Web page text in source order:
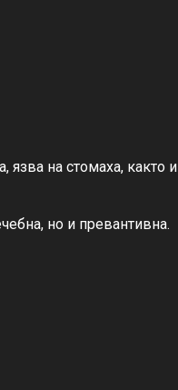
язва на стомаха, както и
но и превантивна.